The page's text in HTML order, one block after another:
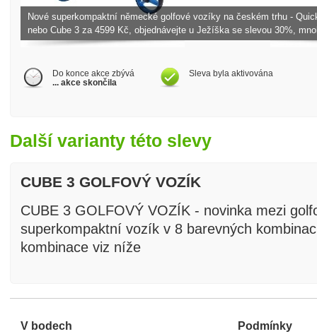
Nové superkompaktní německé golfové vozíky na českém trhu -
nebo Cube 3 za 4599 Kč, objednávejte u Ježíška se slevou 30%,
Do konce akce zbývá
... akce skončila
Sleva byla aktivována
Další varianty této slevy
CUBE 3 GOLFOVÝ VOZÍK
CUBE 3 GOLFOVÝ VOZÍK - novinka mezi
superkompaktní vozík v 8 barevných
kombinace viz níže
V bodech Podmínky